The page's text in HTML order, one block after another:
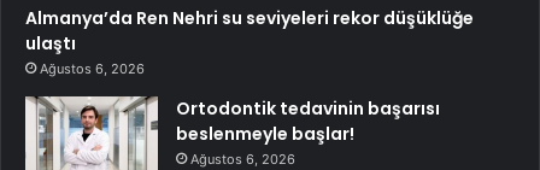
Almanya’da Ren Nehri su seviyeleri rekor düşüklüğe
ulaştı
Ağustos 6, 2026
Ortodontik tedavinin başarısı
beslenmeyle başlar!
Ağustos 6, 2026